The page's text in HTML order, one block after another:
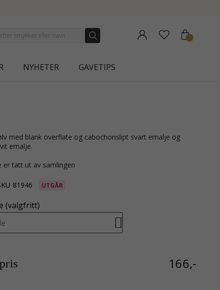
NYHETER GAVETIPS
emalje.
er tatt ut av samlingen
81946 UTGÅR
(valgfritt)
166,-